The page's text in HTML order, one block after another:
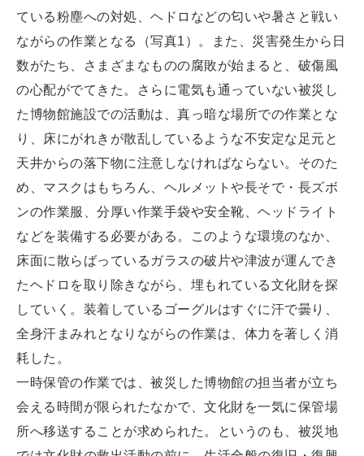
ている粉塵への対処、ヘドロなどの匂いや暑さと戦い
ながらの作業となる（写真1）。また、災害発生から日
数がたち、さまざまなものの腐敗が始まると、破傷風
の心配がでてきた。さらに電気も通っていない被災し
た博物館施設での活動は、真っ暗な場所での作業とな
り、床にがれきが散乱しているような不安定な足元と
天井からの落下物に注意しなければならない。そのた
め、マスクはもちろん、ヘルメットや長そで・長ズボ
ンの作業服、分厚い作業手袋や安全靴、ヘッドライト
などを装備する必要がある。このような環境のなか、
床面に散らばっているガラスの破片や津波が運んでき
たヘドロを取り除きながら、埋もれている文化財を探
していく。装着しているゴーグルはすぐに汗で曇り、
全身汗まみれとなりながらの作業は、体力を著しく消
耗した。
一時保管の作業では、被災した博物館の担当者が立ち
会える時間が限られたなかで、文化財を一気に保管場
所へ移送することが求められた。というのも、被災地